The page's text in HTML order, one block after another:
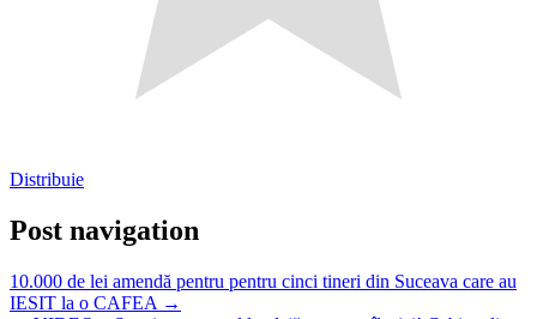
Distribuie
Post navigation
10.000 de lei amendă pentru pentru cinci tineri din Suceava care au
IESIT la o CAFEA →